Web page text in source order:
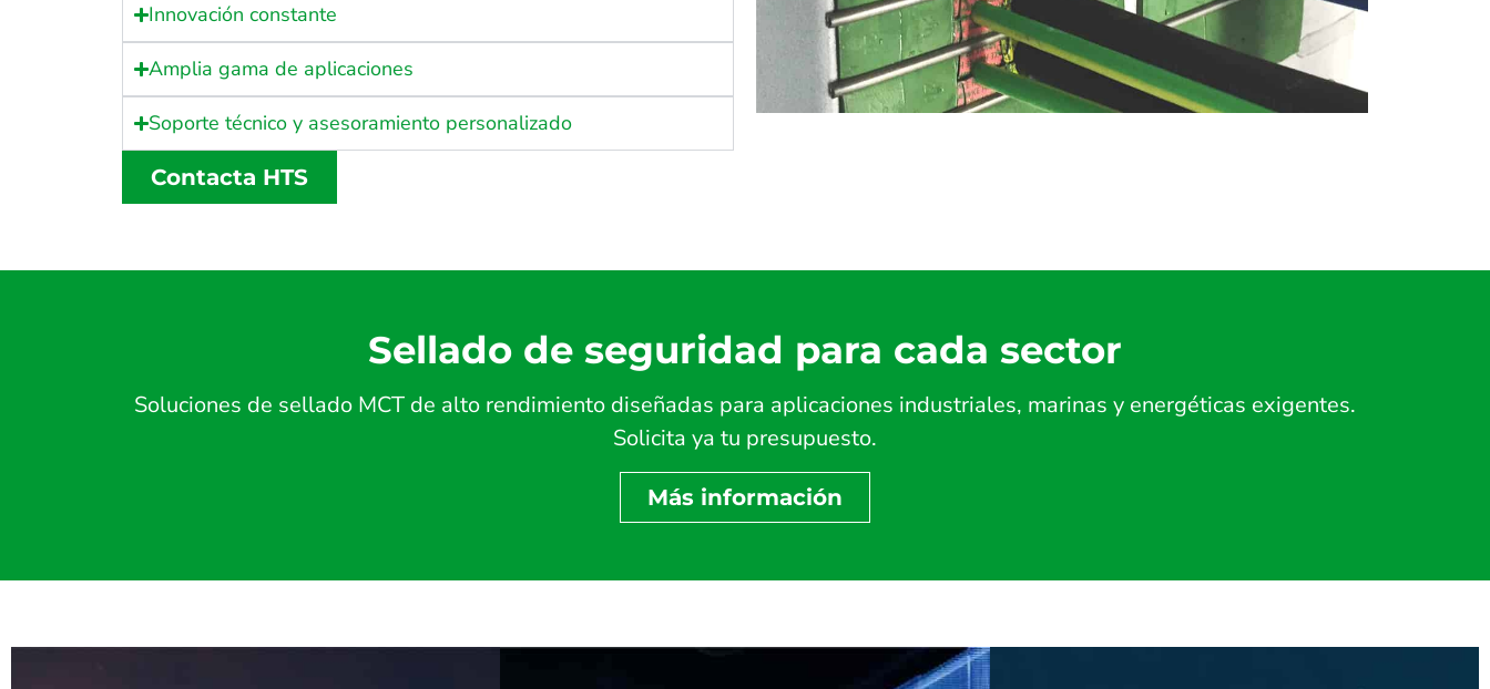
Innovación constante
Amplia gama de aplicaciones
Soporte técnico y asesoramiento personalizado
Contacta HTS
Sellado de seguridad para cada sector
Soluciones de sellado MCT de alto rendimiento diseñadas para aplicaciones industriales, marinas y energéticas exigentes.
Solicita ya tu presupuesto.
Más información